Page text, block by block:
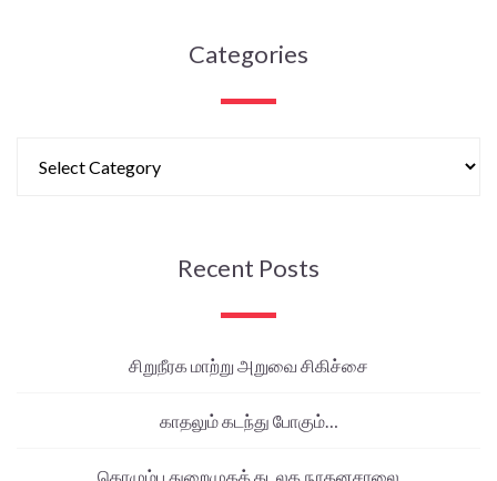
Categories
Recent Posts
சிறுநீரக மாற்று அறுவை சிகிச்சை
காதலும் கடந்து போகும்…
கொழும்பு துறைமுகக் கடலக நூதனசாலை